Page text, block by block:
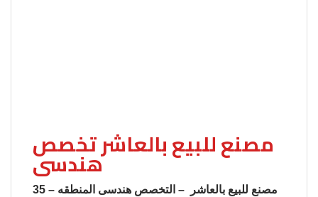
مصنع للبيع بالعاشر تخصص
هندسى
35 – مصنع للبيع بالعاشر – التخصص هندسى المنطقه